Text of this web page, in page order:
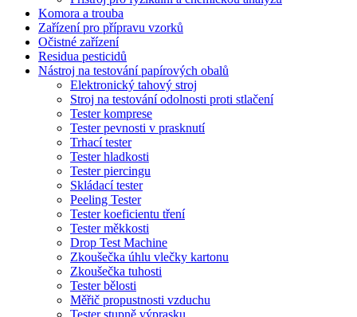
Komora a trouba
Zařízení pro přípravu vzorků
Očistné zařízení
Residua pesticidů
Nástroj na testování papírových obalů
Elektronický tahový stroj
Stroj na testování odolnosti proti stlačení
Tester komprese
Tester pevnosti v prasknutí
Trhací tester
Tester hladkosti
Tester piercingu
Skládací tester
Peeling Tester
Tester koeficientu tření
Tester měkkosti
Drop Test Machine
Zkoušečka úhlu vlečky kartonu
Zkoušečka tuhosti
Tester bělosti
Měřič propustnosti vzduchu
Tester stupně výprasku